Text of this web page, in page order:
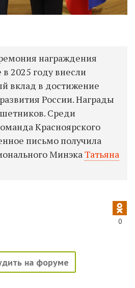
награждения
2025 году внесли
вклад в достижение
России. Награды
Среди
Красноярского
письмо получила
МинэкаТатьяна
0
на форуме